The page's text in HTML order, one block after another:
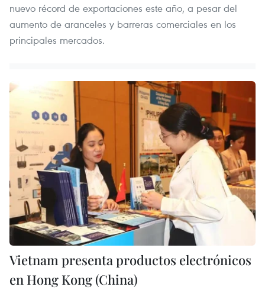
nuevo récord de exportaciones este año, a pesar del
aumento de aranceles y barreras comerciales en los
principales mercados.
Vietnam presenta productos electrónicos
en Hong Kong (China)